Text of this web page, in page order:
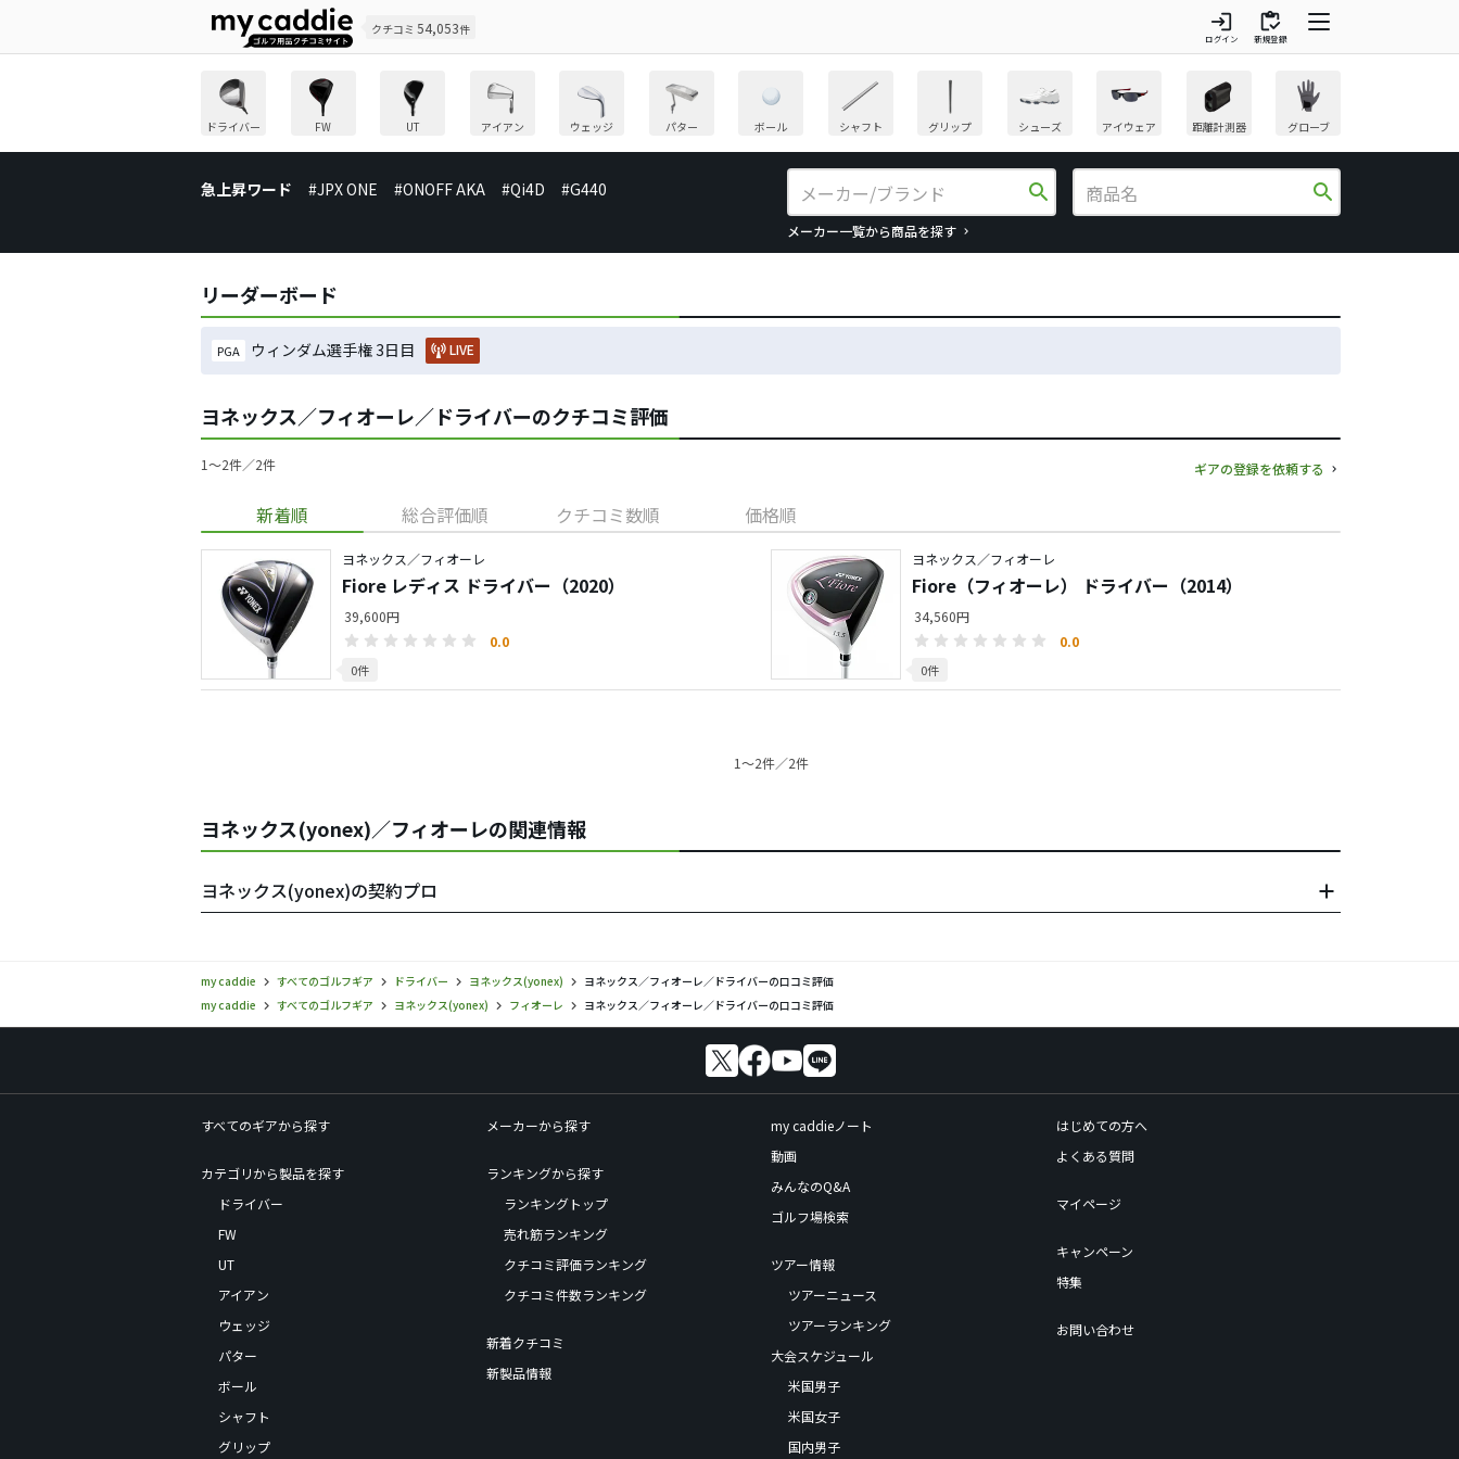
クチコミ 54,053件 login
ログイン
inventory
新規登録
ドライバー FW UT アイアン ウェッジ パター ボール シャフト グリップ シューズ アイウェア 距離計測器 グローブ
急上昇ワード #JPX ONE #ONOFF AKA #Qi4D #G440 search
メーカー一覧から商品を探す
search
リーダーボード
PGA ウィンダム選手権 3日目 LIVE
ヨネックス／フィオーレ／ドライバーのクチコミ評価
1〜2件／2件 ギアの登録を依頼する
新着順 総合評価順 クチコミ数順 価格順
ヨネックス／フィオーレ
Fiore レディス ドライバー（2020）
39,600円
0.0
0件
ヨネックス／フィオーレ
Fiore（フィオーレ） ドライバー（2014）
34,560円
0.0
0件
1〜2件／2件
ヨネックス(yonex)／フィオーレの関連情報
ヨネックス(yonex)の契約プロ
my caddie すべてのゴルフギア ドライバー ヨネックス(yonex)
ヨネックス／フィオーレ／ドライバーの口コミ評価
my caddie
すべてのゴルフギア ヨネックス(yonex) フィオーレ ヨネックス／フィオーレ／ドライバーの口コミ評価
すべてのギアから探す
カテゴリから製品を探す
ドライバー
FW
UT
アイアン
ウェッジ
パター
ボール
シャフト
グリップ
メーカーから探す
ランキングから探す
ランキングトップ
売れ筋ランキング
クチコミ評価ランキング
クチコミ件数ランキング
新着クチコミ
新製品情報
my caddieノート
動画
みんなのQ&A
ゴルフ場検索
ツアー情報
ツアーニュース
ツアーランキング
大会スケジュール
米国男子
米国女子
国内男子
はじめての方へ
よくある質問
マイページ
キャンペーン
特集
お問い合わせ